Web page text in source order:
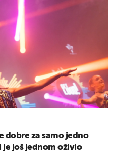
dobre za samo jedno
je još jednom oživio